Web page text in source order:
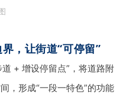
，让街道“可停留”
道 + 增设停留点”，将道路附
，形成“一段一特色”的功能